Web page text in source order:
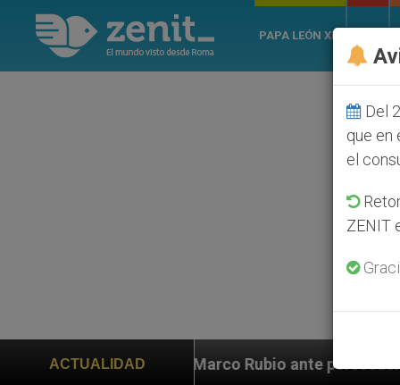
PAPA LEÓN XIV
ACTUALIDAD
Rubio ante persecución de colonos judíos
Del
que en
el
ZENIT